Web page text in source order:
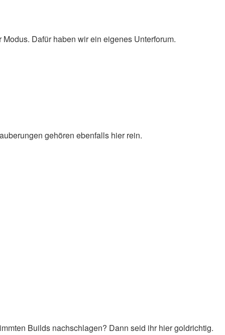
Dafür haben wir ein eigenes Unterforum.
gehören ebenfalls hier rein.
Builds nachschlagen? Dann seid ihr hier goldrichtig.